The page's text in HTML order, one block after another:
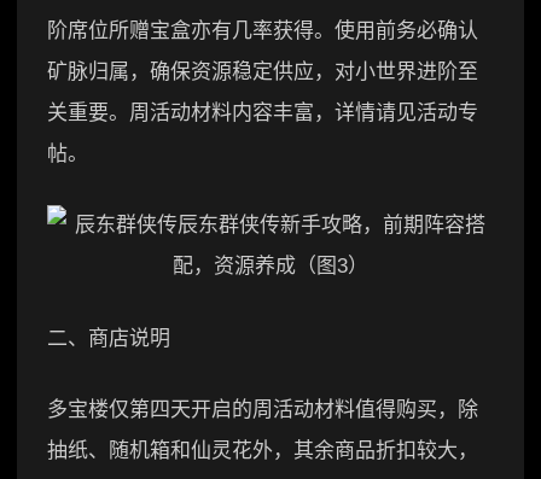
阶席位所赠宝盒亦有几率获得。使用前务必确认
矿脉归属，确保资源稳定供应，对小世界进阶至
关重要。周活动材料内容丰富，详情请见活动专
帖。
二、商店说明
多宝楼仅第四天开启的周活动材料值得购买，除
抽纸、随机箱和仙灵花外，其余商品折扣较大，